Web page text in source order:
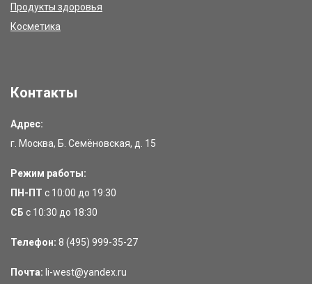
Продукты здоровья
Косметика
Контакты
Адрес:
г. Москва, Б. Семёновская, д. 15
Режим работы:
ПН-ПТ с 10:00 до 19:30
СБ с 10:30 до 18:30
Телефон: 8 (495) 999-35-27
Почта: li-west@yandex.ru